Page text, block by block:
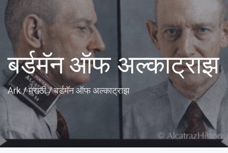
बर्डमॅन ऑफ अल्काट्राझ
Ark/मराठी/बर्डमॅन ऑफ अल्काट्राझ